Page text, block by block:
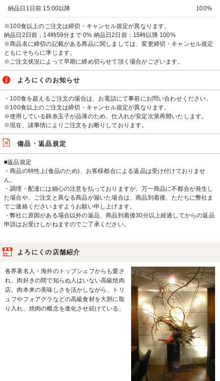
納品日1日前 15:00以降 100%
※100食以上のご注文は締切・キャンセル規定が異なります。
納品日2日前：14時59分まで 0% 納品日2日前：15時以降 100%
※商品名に締切の記載がある商品に関しましては、変更締切・キャンセル規定
ともにそちらに準じます。
※ご注文状況によって早期に締め切らせて頂く場合がございます。
よろにくのお知らせ
・100食を超えるご注文の場合は、お電話にて事前にお問い合わせください。
※100食以上のご注文は締切・キャンセル規定が異なります。
※使用している錦糸玉子が品薄のため、仕入れが安定次第再開いたします。
※現在、諸事情によりご注文をお断りしております。
備品・返品規定
■返品規定
・商品の特性上(食品のため)、お客様都合による返品は受け付けておりませ
ん。
・調理・配達には細心の注意を払っておりますが、万一商品に不都合が発生し
た場合や、ご注文と異なる商品が届いた場合は、商品到着後、ただちに弊社ま
でご連絡くださいますようお願い申し上げます。
・弊社に原因がある場合以外の返品、商品到着後30分以上経過してからの返品
申請はお受けしかねますのでご了承ください。
よろにくの店舗紹介
各界著名人・海外のトップシェフからも愛さ
れ、肉好きの間で知らぬ人はいない高級焼肉
店。肉本来の美味しさを活かしながら、トリ
ュフやフォアグラなどの高級食材を大胆に取
り入れ、焼肉の概念を進化させ続けている。